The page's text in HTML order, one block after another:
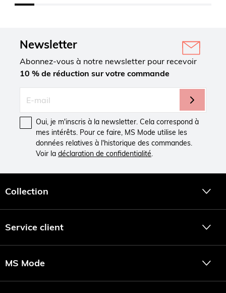
Newsletter
Abonnez-vous à notre newsletter pour recevoir
10 % de réduction sur votre commande
Oui, je m'inscris à la newsletter. Cela correspond à
mes intérêts. Pour ce faire, MS Mode utilise les
données relatives à l'historique des commandes.
Voir la déclaration de confidentialité.
Collection
Service client
MS Mode